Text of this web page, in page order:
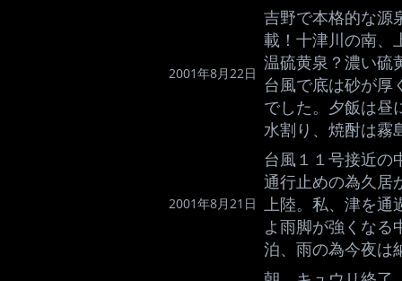
2001年8月22日
吉野で本格的な源
載！十津川の南、
温硫黄泉？濃い硫
台風で底は砂が厚
でした。夕飯は昼
水割り、焼酎は霧
2001年8月21日
台風１１号接近の
通行止めの為久居
上陸。私、津を通
よ雨脚が強くなる
泊、雨の為今夜は